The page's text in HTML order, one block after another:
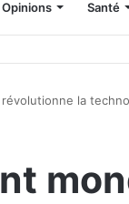
Santé
révolutionne la